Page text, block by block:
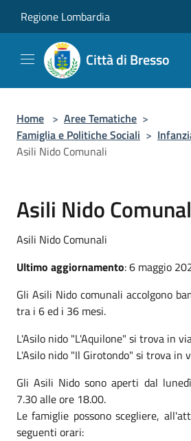
Regione Lombardia
Città di Bresso
Home > Aree Tematiche >
Famiglia e Politiche Sociali >
Asili Nido Comunali
Asili Nido
Asili Nido Comunali
Ultimo aggiornamento: 6 maggio
Gli Asili Nido comunali accolgono
tra i 6 ed i 36 mesi.
L'Asilo nido "L'Aquilone" si trova in
L'Asilo nido "Il Girotondo" si trova in
Gli Asili Nido sono aperti dal
7.30 alle ore 18.00.
Le famiglie possono scegliere,
seguenti orari: